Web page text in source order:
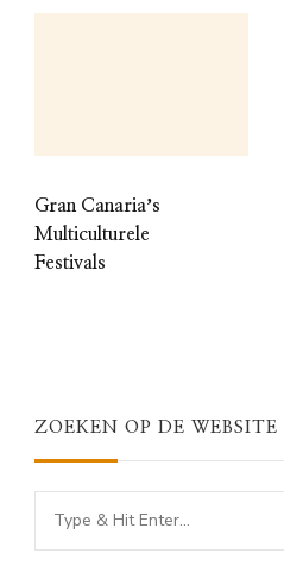
Gran Canariaʼs
Multiculturele
Festivals
ZOEKEN OP DE WEBSITE
Looking
for